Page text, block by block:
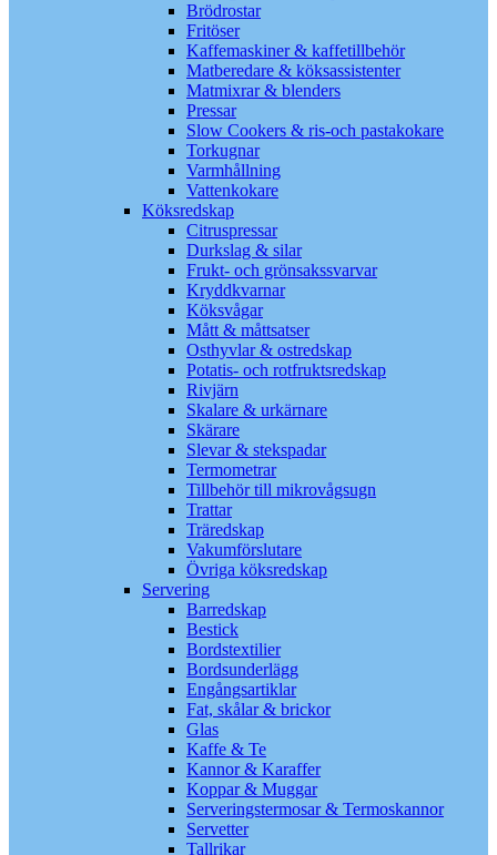
Brödrostar
Fritöser
Kaffemaskiner & kaffetillbehör
Matberedare & köksassistenter
Matmixrar & blenders
Pressar
Slow Cookers & ris-och pastakokare
Torkugnar
Varmhållning
Vattenkokare
Köksredskap
Citruspressar
Durkslag & silar
Frukt- och grönsakssvarvar
Kryddkvarnar
Köksvågar
Mått & måttsatser
Osthyvlar & ostredskap
Potatis- och rotfruktsredskap
Rivjärn
Skalare & urkärnare
Skärare
Slevar & stekspadar
Termometrar
Tillbehör till mikrovågsugn
Trattar
Träredskap
Vakumförslutare
Övriga köksredskap
Servering
Barredskap
Bestick
Bordstextilier
Bordsunderlägg
Engångsartiklar
Fat, skålar & brickor
Glas
Kaffe & Te
Kannor & Karaffer
Koppar & Muggar
Serveringstermosar & Termoskannor
Servetter
Tallrikar